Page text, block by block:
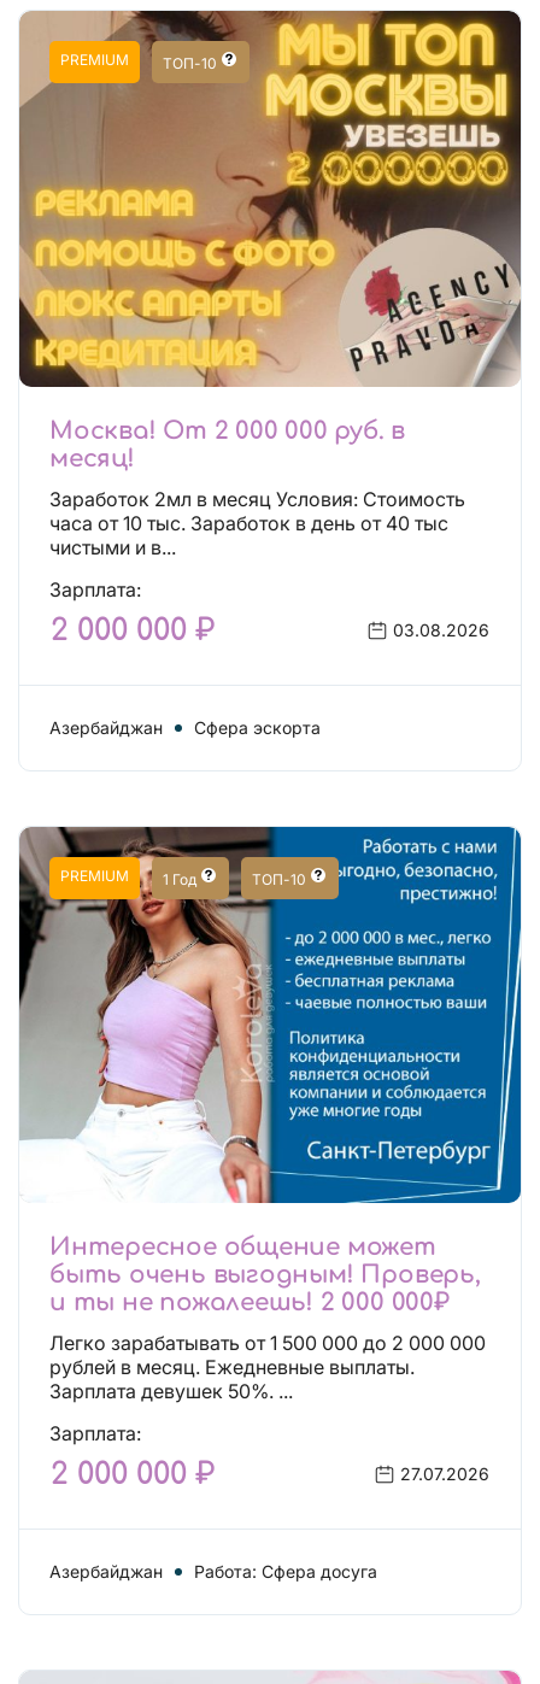
PREMIUM ТОП-10
Москва! От 2 000 000 руб. в
месяц!
Заработок 2мл в месяц Условия: Стоимость
часа от 10 тыс. Заработок в день от 40 тыс
чистыми и в...
Зарплата:
2 000 000 ₽ 03.08.2026
Азербайджан Сфера эскорта
PREMIUM 1 Год ТОП-10
Интересное общение может
быть очень выгодным! Проверь,
и ты не пожалеешь! 2 000 000₽
Легко зарабатывать от 1 500 000 до 2 000 000
рублей в месяц. Ежедневные выплаты.
Зарплата девушек 50%. ...
Зарплата:
2 000 000 ₽ 27.07.2026
Азербайджан Работа: Сфера досуга